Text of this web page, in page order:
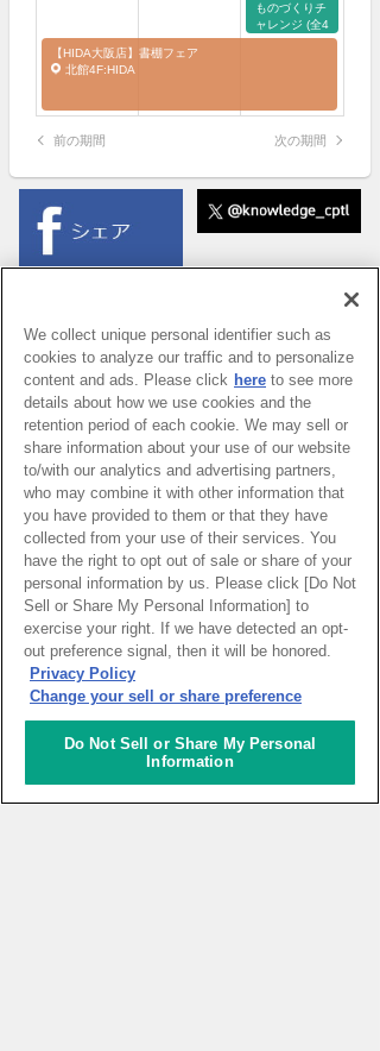
ものづくりチ
ャレンジ (全4
回)
【HIDA大阪店】書棚フェア
北館4F:HIDA
前の期間 次の期間
PAGE TOP
We collect unique personal identifier such as
cookies to analyze our traffic and to personalize
content and ads. Please click here to see more
details about how we use cookies and the
retention period of each cookie. We may sell or
share information about your use of our website
to/with our analytics and advertising partners,
who may combine it with other information that
you have provided to them or that they have
collected from your use of their services. You
have the right to opt out of sale or share of your
personal information by us. Please click [Do Not
Sell or Share My Personal Information] to
exercise your right. If we have detected an opt-
out preference signal, then it will be honored.
Privacy Policy
Change your sell or share preference
Do Not Sell or Share My Personal
Information